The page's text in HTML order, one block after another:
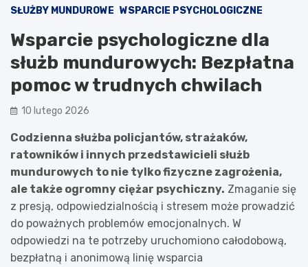
SŁUŻBY MUNDUROWE WSPARCIE PSYCHOLOGICZNE
Wsparcie psychologiczne dla
służb mundurowych: Bezpłatna
pomoc w trudnych chwilach
10 lutego 2026
Codzienna służba policjantów, strażaków,
ratowników i innych przedstawicieli służb
mundurowych to nie tylko fizyczne zagrożenia,
ale także ogromny ciężar psychiczny. Zmaganie się
z presją, odpowiedzialnością i stresem może prowadzić
do poważnych problemów emocjonalnych. W
odpowiedzi na te potrzeby uruchomiono całodobową,
bezpłatną i anonimową linię wsparcia